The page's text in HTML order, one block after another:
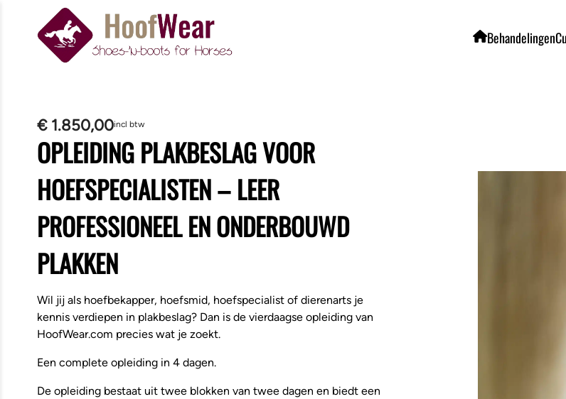
Behandelingen
€ 1.850,00incl btw
OPLEIDING PLAKBESLAG VOOR
HOEFSPECIALISTEN – LEER
PROFESSIONEEL EN ONDERBOUWD
PLAKKEN
Wil jij als hoefbekapper, hoefsmid, hoefspecialist of dierenarts je
kennis verdiepen in plakbeslag? Dan is de vierdaagse opleiding van
HoofWear.com precies wat je zoekt.
Een complete opleiding in 4 dagen.
De opleiding bestaat uit twee blokken van twee dagen en biedt een